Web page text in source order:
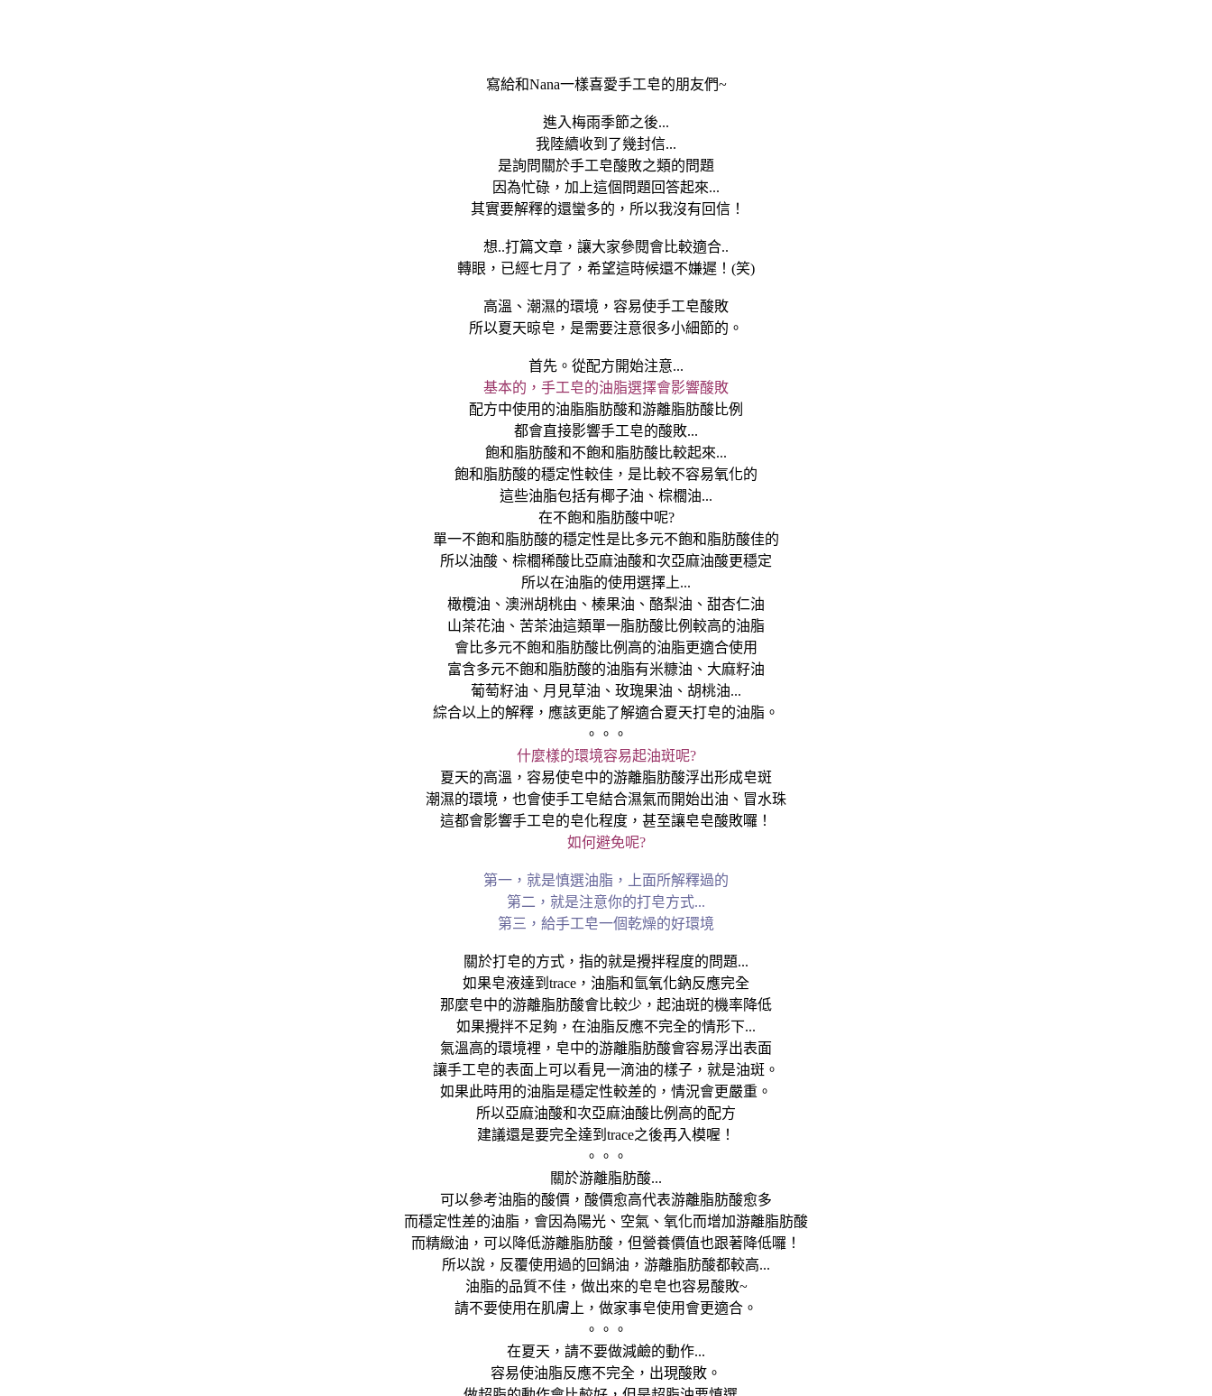
寫給和Nana一樣喜愛手工皂的朋友們~
進入梅雨季節之後...
我陸續收到了幾封信...
是詢問關於手工皂酸敗之類的問題
因為忙碌，加上這個問題回答起來...
其實要解釋的還蠻多的，所以我沒有回信！
想..打篇文章，讓大家參閱會比較適合..
轉眼，已經七月了，希望這時候還不嫌遲！(笑)
高溫、潮濕的環境，容易使手工皂酸敗
所以夏天晾皂，是需要注意很多小細節的。
首先。從配方開始注意...
基本的，手工皂的油脂選擇會影響酸敗
配方中使用的油脂脂肪酸和游離脂肪酸比例
都會直接影響手工皂的酸敗...
飽和脂肪酸和不飽和脂肪酸比較起來...
飽和脂肪酸的穩定性較佳，是比較不容易氧化的
這些油脂包括有椰子油、棕櫚油...
在不飽和脂肪酸中呢?
單一不飽和脂肪酸的穩定性是比多元不飽和脂肪酸佳的
所以油酸、棕櫚稀酸比亞麻油酸和次亞麻油酸更穩定
所以在油脂的使用選擇上...
橄欖油、澳洲胡桃由、榛果油、酪梨油、甜杏仁油
山茶花油、苦茶油這類單一脂肪酸比例較高的油脂
會比多元不飽和脂肪酸比例高的油脂更適合使用
富含多元不飽和脂肪酸的油脂有米糠油、大麻籽油
葡萄籽油、月見草油、玫瑰果油、胡桃油...
綜合以上的解釋，應該更能了解適合夏天打皂的油脂。
。。。
什麼樣的環境容易起油斑呢?
夏天的高溫，容易使皂中的游離脂肪酸浮出形成皂斑
潮濕的環境，也會使手工皂結合濕氣而開始出油、冒水珠
這都會影響手工皂的皂化程度，甚至讓皂皂酸敗囉！
如何避免呢?
第一，就是慎選油脂，上面所解釋過的
第二，就是注意你的打皂方式...
第三，給手工皂一個乾燥的好環境
關於打皂的方式，指的就是攪拌程度的問題...
如果皂液達到trace，油脂和氫氧化鈉反應完全
那麼皂中的游離脂肪酸會比較少，起油斑的機率降低
如果攪拌不足夠，在油脂反應不完全的情形下...
氣溫高的環境裡，皂中的游離脂肪酸會容易浮出表面
讓手工皂的表面上可以看見一滴油的樣子，就是油斑。
如果此時用的油脂是穩定性較差的，情況會更嚴重。
所以亞麻油酸和次亞麻油酸比例高的配方
建議還是要完全達到trace之後再入模喔！
。。。
關於游離脂肪酸...
可以參考油脂的酸價，酸價愈高代表游離脂肪酸愈多
而穩定性差的油脂，會因為陽光、空氣、氧化而增加游離脂肪酸
而精緻油，可以降低游離脂肪酸，但營養價值也跟著降低囉！
所以說，反覆使用過的回鍋油，游離脂肪酸都較高...
油脂的品質不佳，做出來的皂皂也容易酸敗~
請不要使用在肌膚上，做家事皂使用會更適合。
。。。
在夏天，請不要做減鹼的動作...
容易使油脂反應不完全，出現酸敗。